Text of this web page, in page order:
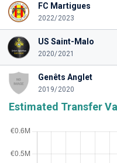
FC Martigues
2022/2023
US Saint-Malo
2020/2021
Genêts Anglet
2019/2020
Estimated Transfer